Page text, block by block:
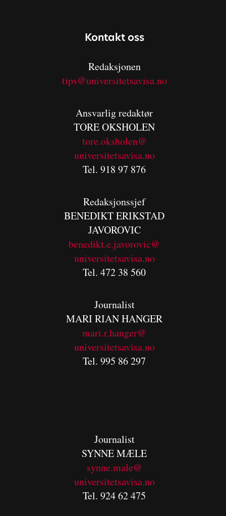
Kontakt oss
Redaksjonen
tips@universitetsavisa.no
Ansvarlig redaktør
TORE OKSHOLEN
tore.oksholen@
universitetsavisa.no
Tel. 918 97 876
Redaksjonssjef
BENEDIKTERIKSTAD
JAVOROVIC
benedikt.e.javorovic@
universitetsavisa.no
Tel. 472 38 560
Journalist
MARI RIAN HANGER
mari.r.hanger@
universitetsavisa.no
Tel. 995 86 297
Journalist
SYNNE MÆLE
synne.male@
universitetsavisa.no
Tel. 924 62 475